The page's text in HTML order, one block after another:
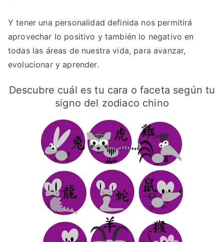
Y tener una personalidad definida nos permitirá
aprovechar lo positivo y también lo negativo en
todas las áreas de nuestra vida, para avanzar,
evolucionar y aprender.
Descubre cuál es tu cara o faceta según tu
signo del zodiaco chino